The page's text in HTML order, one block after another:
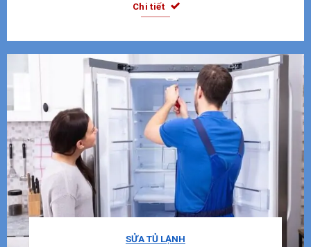
Chi tiết
SỬA TỦ LẠNH